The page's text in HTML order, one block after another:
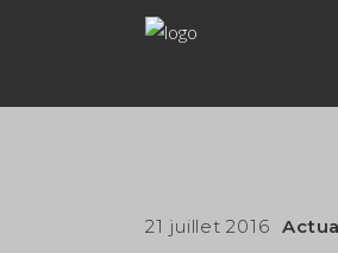
21 juillet 2016